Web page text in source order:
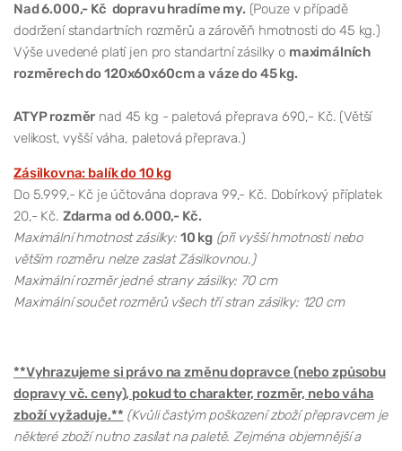
Nad 6.000,- Kč dopravu hradíme my. (Pouze v případě
dodržení standartních rozměrů a zárověň hmotnosti do 45 kg.)
Výše uvedené platí jen pro standartní zásilky o maximálních
rozměrech do 120x60x60cm a váze do 45 kg.
ATYP rozměr nad 45 kg - paletová přeprava 690,- Kč. (Větší
velikost, vyšší váha, paletová přeprava.)
Zásilkovna: balík do 10 kg
Do 5.999,- Kč je účtována doprava 99,- Kč. Dobírkový příplatek
20,- Kč. Zdarma od 6.000,- Kč.
Maximální hmotnost zásilky: 10 kg (při vyšší hmotnosti nebo
větším rozměru nelze zaslat Zásilkovnou.)
Maximální rozměr jedné strany zásilky: 70 cm
Maximální součet rozměrů všech tří stran zásilky: 120 cm
**Vyhrazujeme si právo na změnu dopravce (nebo způsobu
dopravy vč. ceny), pokud to charakter, rozměr, nebo váha
zboží vyžaduje.** (Kvůli častým poškození zboží přepravcem je
některé zboží nutno zasílat na paletě. Zejména objemnější a